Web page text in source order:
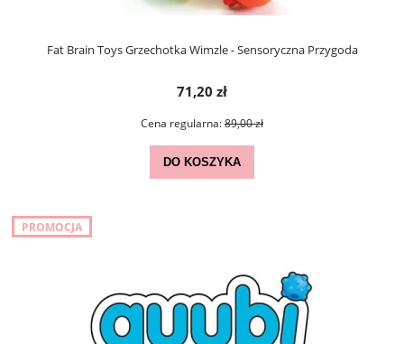
Fat Brain Toys Grzechotka Wimzle - Sensoryczna Przygoda
71,20 zł
Cena regularna:89,00 zł
DO KOSZYKA
PROMOCJA